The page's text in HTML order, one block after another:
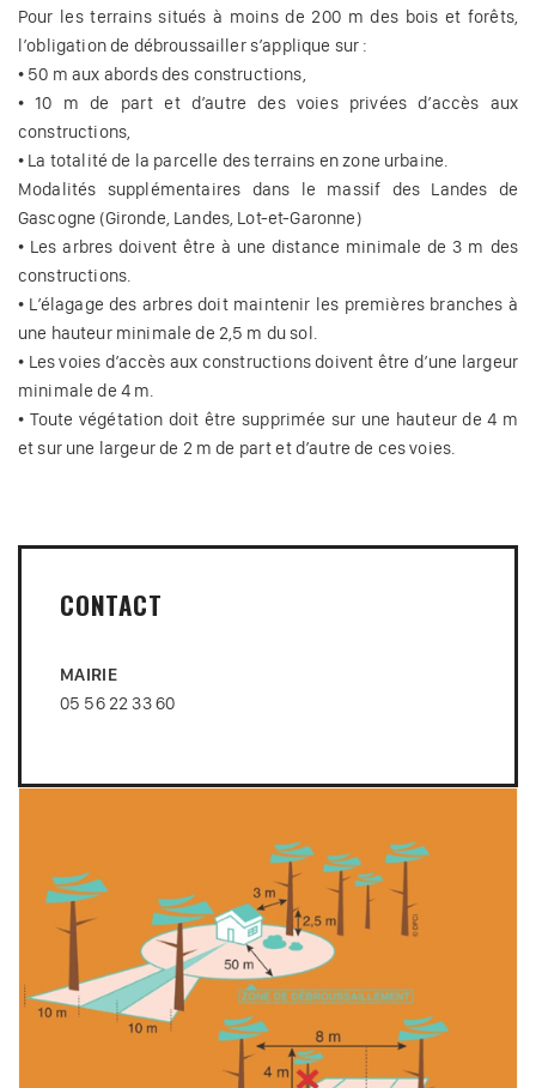
Pour les terrains situés à moins de 200 m des bois et forêts,
l’obligation de débroussailler s’applique sur :
• 50 m aux abords des constructions,
• 10 m de part et d’autre des voies privées d’accès aux
constructions,
• La totalité de la parcelle des terrains en zone urbaine.
Modalités supplémentaires dans le massif des Landes de
Gascogne (Gironde, Landes, Lot-et-Garonne)
• Les arbres doivent être à une distance minimale de 3 m des
constructions.
• L’élagage des arbres doit maintenir les premières branches à
une hauteur minimale de 2,5 m du sol.
• Les voies d’accès aux constructions doivent être d’une largeur
minimale de 4 m.
• Toute végétation doit être supprimée sur une hauteur de 4 m
et sur une largeur de 2 m de part et d’autre de ces voies.
CONTACT
MAIRIE
05 56 22 33 60